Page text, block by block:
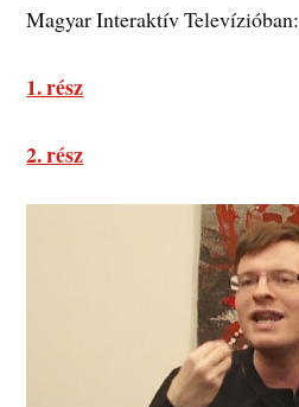
Magyar Interaktív Televízióban:
1. rész
2. rész